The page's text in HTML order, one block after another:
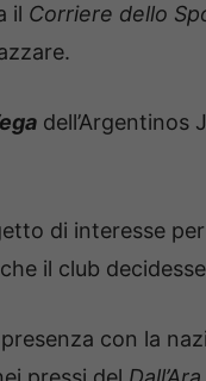
il Corriere dello
dell’Argentinos
di interesse
il club
con la